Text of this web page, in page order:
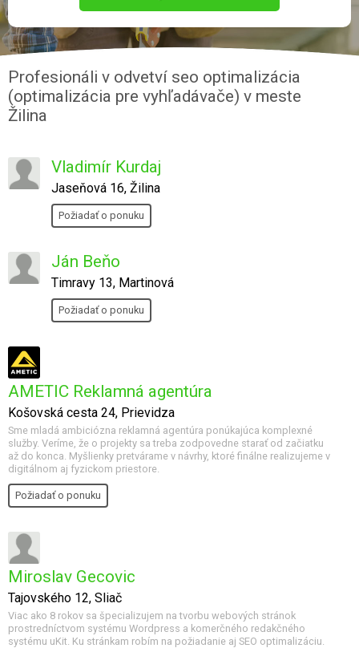
Profesionáli v odvetví seo optimalizácia
(optimalizácia pre vyhľadávače) v meste
Žilina
Vladimír Kurdaj
Jaseňová 16, Žilina
Požiadať o ponuku
Ján Beňo
Timravy 13, Martinová
Požiadať o ponuku
AMETIC Reklamná agentúra
Košovská cesta 24, Prievidza
Sme mladá ambiciózna reklamná agentúra ponúkajúca komplexné
služby. Veríme, že o projekty sa treba zodpovedne starať od začiatku
až do konca. Myšlienky pretvárame v návrhy, ktoré finálne realizujeme v
digitálnom aj fyzickom priestore.
Požiadať o ponuku
Miroslav Gecovic
Tajovského 12, Sliač
Viac ako 8 rokov sa špecializujem na tvorbu webových stránok
prostredníctvom systému Wordpress a komerčného redakčného
systému uKit. Ku stránkam robím na požiadanie aj SEO optimalizáciu.